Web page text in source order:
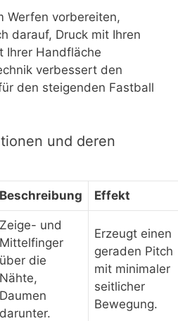
Werfen vorbereiten,
darauf, Druck mit Ihren
Ihrer Handfläche
verbessert den
den steigenden Fastball
und deren
Beschreibung Effekt
Zeige- und
Mittelfinger
über die
Nähte,
Daumen
darunter.
Erzeugt einen
geraden Pitch
mit minimaler
seitlicher
Bewegung.